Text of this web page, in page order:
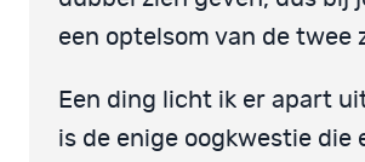
een optelsom van de twee
Een ding licht ik er apart
is de enige oogkwestie die